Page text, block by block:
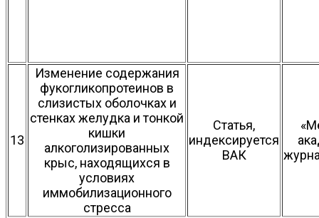
13
Изменение содержания
фукогликопротеинов в
слизистых оболочках и
стенках желудка и тонкой
кишки
алкоголизированных
крыс, находящихся в
условиях
иммобилизационного
стресса
Статья,
индексируется
ВАК